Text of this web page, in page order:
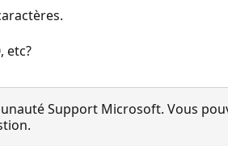
etc?
Support Microsoft. Vous